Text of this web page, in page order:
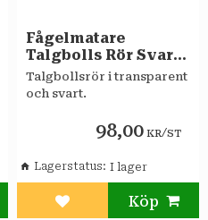
Fågelmatare
Talgbolls Rör Svart
NYBY
Talgbollsrör i transparent
och svart.
98,00 KR/ST
Lägg till i favoriter
Lagerstatus